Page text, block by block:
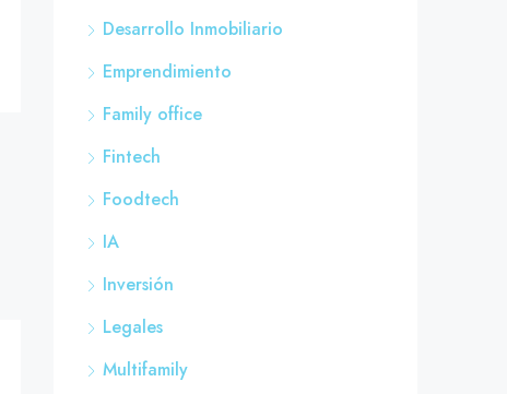
Desarrollo Inmobiliario
Emprendimiento
Family office
Fintech
Foodtech
IA
Inversión
Legales
Multifamily